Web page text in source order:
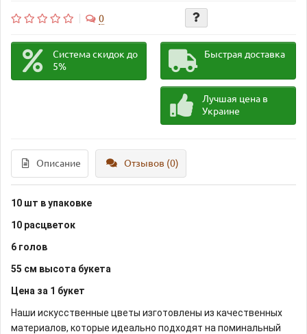
0
Система скидок до
5%
Быстрая доставка
Лучшая цена в
Украине
Описание Отзывов (0)
10 шт в упаковке
10 расцветок
6 голов
55 см высота букета
Цена за 1 букет
Наши искусственные цветы изготовлены из качественных
материалов, которые идеально подходят на поминальный